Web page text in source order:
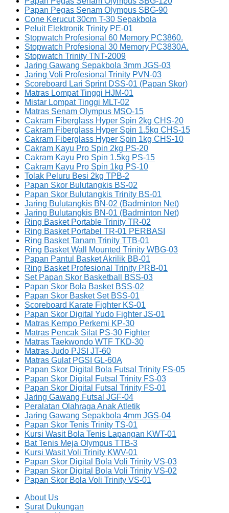
Papan Pegas Senam Olympus SBG-90
Cone Kerucut 30cm T-30 Sepakbola
Peluit Elektronik Trinity PE-01
Stopwatch Profesional 60 Memory PC3860.
Stopwatch Profesional 30 Memory PC3830A.
Stopwatch Trinity TNT-2009
Jaring Gawang Sepakbola 3mm JGS-03
Jaring Voli Profesional Trinity PVN-03
Scoreboard Lari Sprint DSS-01 (Papan Skor)
Matras Lompat Tinggi HJM-01
Mistar Lompat Tinggi MLT-02
Matras Senam Olympus MSO-15
Cakram Fiberglass Hyper Spin 2kg CHS-20
Cakram Fiberglass Hyper Spin 1.5kg CHS-15
Cakram Fiberglass Hyper Spin 1kg CHS-10
Cakram Kayu Pro Spin 2kg PS-20
Cakram Kayu Pro Spin 1.5kg PS-15
Cakram Kayu Pro Spin 1kg PS-10
Tolak Peluru Besi 2kg TPB-2
Papan Skor Bulutangkis BS-02
Papan Skor Bulutangkis Trinity BS-01
Jaring Bulutangkis BN-02 (Badminton Net)
Jaring Bulutangkis BN-01 (Badminton Net)
Ring Basket Portable Trinity TR-02
Ring Basket Portabel TR-01 PERBASI
Ring Basket Tanam Trinity TTB-01
Ring Basket Wall Mounted Trinity WBG-03
Papan Pantul Basket Akrilik BB-01
Ring Basket Profesional Trinity PRB-01
Set Papan Skor Basketball BSS-03
Papan Skor Bola Basket BSS-02
Papan Skor Basket Set BSS-01
Scoreboard Karate Fighter KS-01
Papan Skor Digital Yudo Fighter JS-01
Matras Kempo Perkemi KP-30
Matras Pencak Silat PS-30 Fighter
Matras Taekwondo WTF TKD-30
Matras Judo PJSI JT-60
Matras Gulat PGSI GL-60A
Papan Skor Digital Bola Futsal Trinity FS-05
Papan Skor Digital Futsal Trinity FS-03
Papan Skor Digital Futsal Trinity FS-01
Jaring Gawang Futsal JGF-04
Peralatan Olahraga Anak Atletik
Jaring Gawang Sepakbola 4mm JGS-04
Papan Skor Tenis Trinity TS-01
Kursi Wasit Bola Tenis Lapangan KWT-01
Bat Tenis Meja Olympus TTB-3
Kursi Wasit Voli Trinity KWV-01
Papan Skor Digital Bola Voli Trinity VS-03
Papan Skor Digital Bola Voli Trinity VS-02
Papan Skor Bola Voli Trinity VS-01
About Us
Surat Dukungan